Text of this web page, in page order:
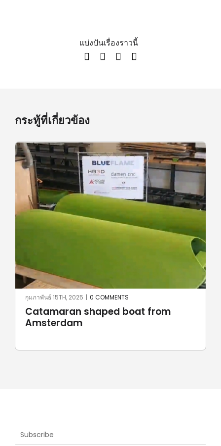
แบ่งปันเรื่องราวนี้
กระทู้ที่เกี่ยวข้อง
Catamaran shaped boat from
Amsterdam
กุมภาพันธ์ 15TH, 2025 | 0 COMMENTS
Subscribe